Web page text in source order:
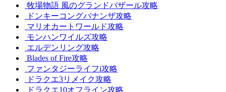
牧場物語 風のグランドバザール攻略
ドンキーコングバナンザ攻略
マリオカートワールド攻略
モンハンワイルズ攻略
エルデンリング攻略
Blades of Fire攻略
ファンタジーライフi攻略
ドラクエ3リメイク攻略
ドラクエ10オフライン攻略